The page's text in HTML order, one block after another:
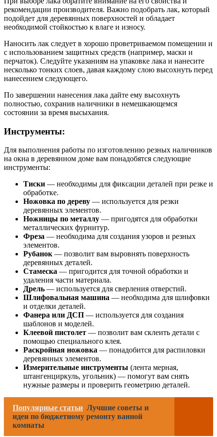
рекомендации производителя. Важно подобрать лак, который
подойдет для деревянных поверхностей и обладает
необходимой стойкостью к влаге и износу.
Наносить лак следует в хорошо проветриваемом помещении и
с использованием защитных средств (например, маски и
перчаток). Следуйте указаниям на упаковке лака и нанесите
несколько тонких слоев, давая каждому слою высохнуть перед
нанесением следующего.
По завершении нанесения лака дайте ему высохнуть
полностью, сохранив наличники в немешкающемся
состоянии за время высыхания.
Инструменты:
Для выполнения работы по изготовлению резных наличников
на окна в деревянном доме вам понадобятся следующие
инструменты:
Тиски — необходимы для фиксации деталей при резке и
обработке.
Ножовка по дереву — используется для резки
деревянных элементов.
Ножницы по металлу — пригодятся для обработки
металлических фурнитур.
Фреза — необходима для создания узоров и резных
элементов.
Рубанок — позволит вам выровнять поверхность
деревянных деталей.
Стамеска — пригодится для точной обработки и
удаления части материала.
Дрель — используется для сверления отверстий.
Шлифовальная машина — необходима для шлифовки
и отделки деталей.
Фанера или ДСП — используется для создания
шаблонов и моделей.
Клеевой пистолет — позволит вам склеить детали с
помощью специального клея.
Раскройная ножовка — понадобится для распиловки
деревянных элементов.
Измерительные инструменты (лента мерная,
штангенциркуль, угольник) — помогут вам снять
нужные размеры и проверить геометрию деталей.
Популярные статьи Лучшие советы и
идеи по бюджетному ремонту ванной
комнаты